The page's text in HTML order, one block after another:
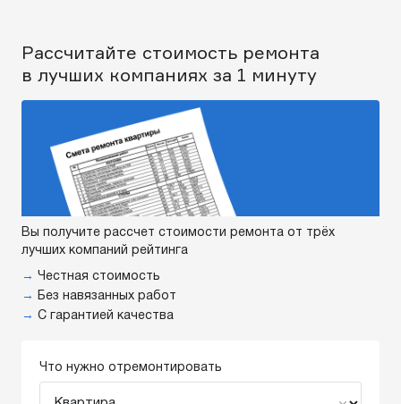
Что нужно отремонтировать
Рассчитайте стоимость ремонта
в лучших компаниях за 1 минуту
Вы получите рассчет стоимости ремонта от трёх
лучших компаний рейтинга
→ Честная стоимость
→
Без навязанных работ
→ С гарантией качества